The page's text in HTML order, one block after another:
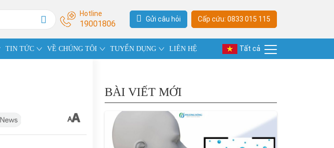
Hotline
19001806 Gửi câu hỏi Cấp cứu: 0833 015 115
TIN TỨC VỀ CHÚNG TÔI TUYỂN DỤNG LIÊN HỆ Tất cả
BÀI VIẾT MỚI